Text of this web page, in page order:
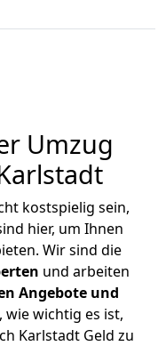
Umzug
kostspielig sein,
hier, um Ihnen
Wir sind die
und arbeiten
Angebote und
wie wichtig es ist,
Karlstadt Geld zu